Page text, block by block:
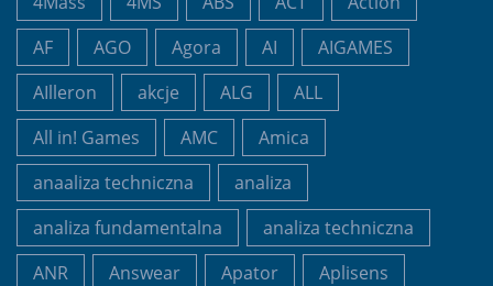
AF
AGO Agora AI
AIGAMES
AIlleron
akcje ALG
ALL
All in! Games
AMC
Amica
anaaliza techniczna
analiza
analiza fundamentalna
analiza techniczna
ANR
Answear Apator
Aplisens